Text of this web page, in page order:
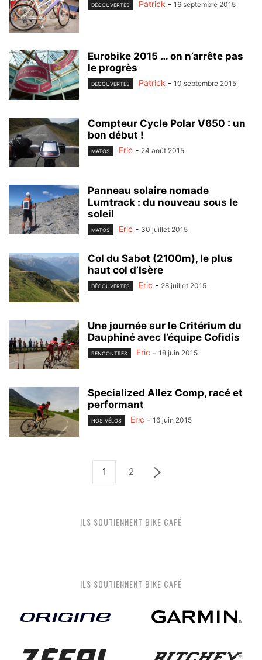
DÉCOUVERTES Patrick - 16 septembre 2015
Eurobike 2015 … on n’arrête pas
le progrès
DÉCOUVERTES Patrick - 10 septembre 2015
Compteur Cycle Polar V650 : un
bon début !
MATOS Eric - 24 août 2015
Panneau solaire nomade
Lumtrack : du nouveau sous le
soleil
MATOS Eric - 30 juillet 2015
Col du Sabot (2100m), le plus
haut col d’Isère
DÉCOUVERTES Eric - 28 juillet 2015
Une journée sur le Critérium du
Dauphiné avec l’équipe Cofidis
RENCONTRES Eric - 18 juin 2015
Specialized Allez Comp, racé et
performant
NOS VÉLOS Eric - 16 juin 2015
1 2